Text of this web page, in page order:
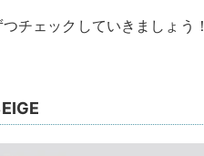
チェックしていきましょう！